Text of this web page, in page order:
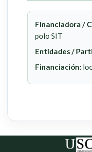
Financiadora /
polo SIT
Entidades /
Financiación: